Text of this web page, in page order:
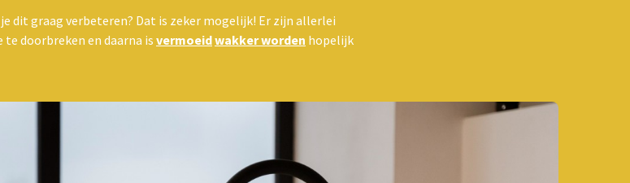
dit graag verbeteren? Dat is zeker mogelijk! Er zijn allerlei
doorbreken en daarna is vermoeidwakker worden hopelijk